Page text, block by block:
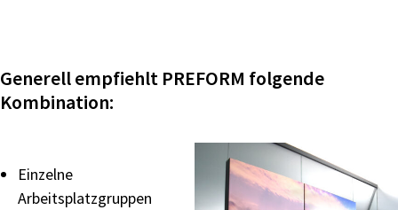
Generell empfiehlt PREFORM folgende
Kombination:
Einzelne
Arbeitsplatzgruppen